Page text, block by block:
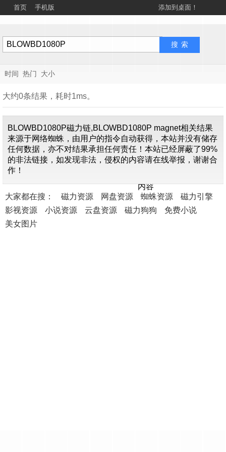
首页 手机版 添加到桌面！
时间 热门 大小
大约0条结果，耗时1ms。
找不到关
内容
BLOWBD1080P磁力链,BLOWBD1080P magnet相关结果
来源于网络蜘蛛，由用户的指令自动获得，本站并没有储存
任何数据，亦不对结果承担任何责任！本站已经屏蔽了99%
的非法链接，如发现非法，侵权的内容请在线举报，谢谢合
作！
大家都在搜： 磁力资源 网盘资源 蜘蛛资源
磁力引擎
影视资源
小说资源 云盘资源 磁力狗狗
免费小说
美女图片